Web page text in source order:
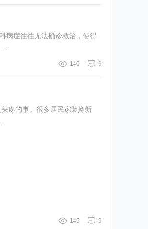
病症往往无法确诊救治，使得
9
140
疼的事。很多居民家装换新
9
145